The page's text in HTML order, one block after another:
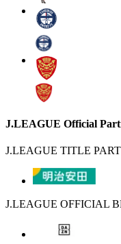
J.LEAGUE Official
J.LEAGUE TITLE
J.LEAGUE OFFICIAL